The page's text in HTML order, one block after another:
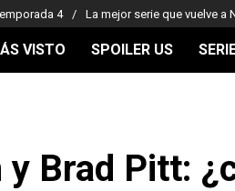
4 La mejor serie que vuelve a
VISTO SPOILER US
Brad Pitt: